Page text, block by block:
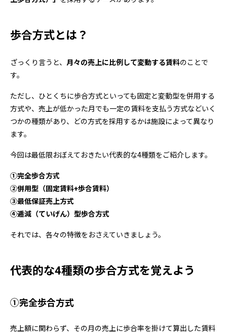
歩合方式とは？
ざっくり言うと、 月々の売上に比例して変動する賃料のことで
す。
ただし、ひとくちに歩合方式といっても固定と変動型を併用する
方式や、売上が低かった月でも一定の賃料を支払う方式などいく
つかの種類があり、どの方式を採用するかは施設によって異なり
ます。
今回は最低限おぼえておきたい代表的な4種類をご紹介します。
①完全歩合方式
②併用型（固定賃料+歩合賃料）
③最低保証売上方式
④逓減（ていげん）型歩合方式
それでは、各々の特徴をおさえていきましょう。
代表的な4種類の歩合方式を覚えよう
①完全歩合方式
売上額に関わらず、その月の売上に歩合率を掛けて算出した賃料